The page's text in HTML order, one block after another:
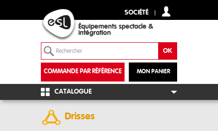
SOCIÉTÉ
Équipements spectacle &
intégration
MON PANIER
COMMANDE PAR RÉFÉRENCE
+
CATALOGUE
Drisses